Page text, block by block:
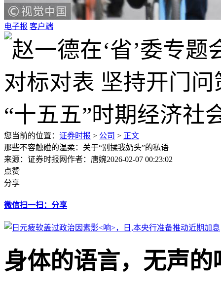
电子报 客户端
您当前的位置： 证券时报 > 公司 > 正文
那些不容触碰的温柔：关于“别揉我奶头”的私语
来源：证券时报网作者：唐婉2026-02-07 00:23:02
点赞
分享
微信扫一扫：分享
身体的语言，无声的